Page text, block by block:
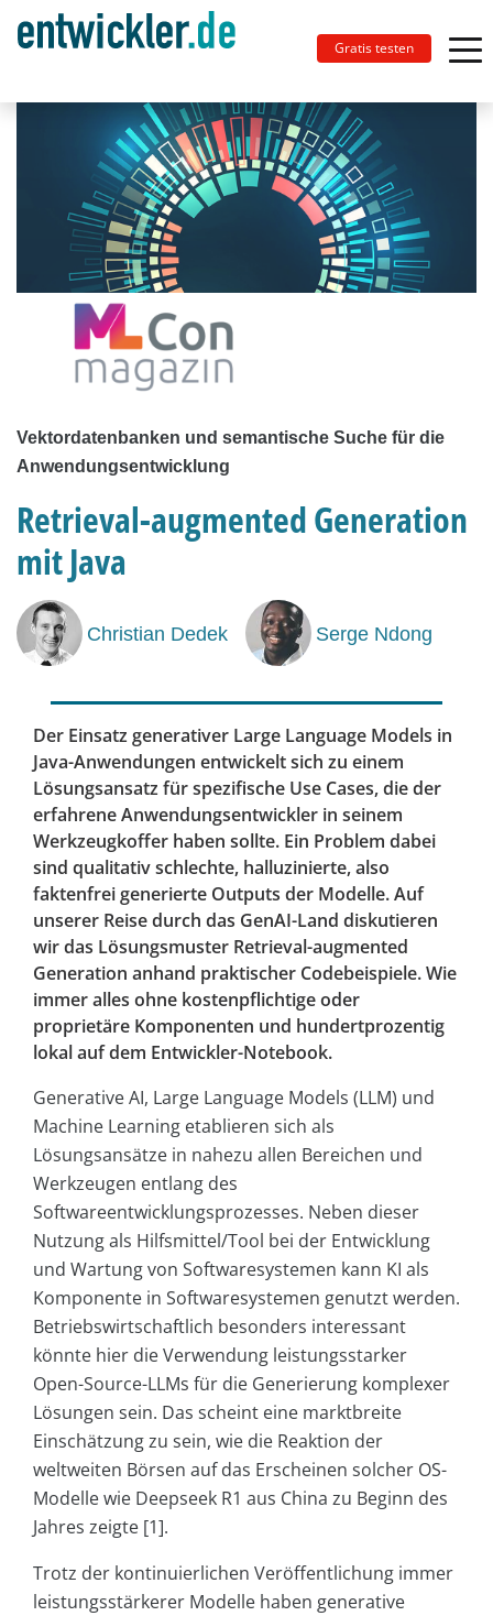
Gratis testen
Vektordatenbanken und semantische Suche für die
Anwendungsentwicklung
Retrieval-augmented Generation
mit Java
Christian Dedek Serge Ndong
Der Einsatz generativer Large Language Models in
Java-Anwendungen entwickelt sich zu einem
Lösungsansatz für spezifische Use Cases, die der
erfahrene Anwendungsentwickler in seinem
Werkzeugkoffer haben sollte. Ein Problem dabei
sind qualitativ schlechte, halluzinierte, also
faktenfrei generierte Outputs der Modelle. Auf
unserer Reise durch das GenAI-Land diskutieren
wir das Lösungsmuster Retrieval-augmented
Generation anhand praktischer Codebeispiele. Wie
immer alles ohne kostenpflichtige oder
proprietäre Komponenten und hundertprozentig
lokal auf dem Entwickler-Notebook.
Generative AI, Large Language Models (LLM) und
Machine Learning etablieren sich als
Lösungsansätze in nahezu allen Bereichen und
Werkzeugen entlang des
Softwareentwicklungsprozesses. Neben dieser
Nutzung als Hilfsmittel/Tool bei der Entwicklung
und Wartung von Softwaresystemen kann KI als
Komponente in Softwaresystemen genutzt werden.
Betriebswirtschaftlich besonders interessant
könnte hier die Verwendung leistungsstarker
Open-Source-LLMs für die Generierung komplexer
Lösungen sein. Das scheint eine marktbreite
Einschätzung zu sein, wie die Reaktion der
weltweiten Börsen auf das Erscheinen solcher OS-
Modelle wie Deepseek R1 aus China zu Beginn des
Jahres zeigte [1].
Trotz der kontinuierlichen Veröffentlichung immer
leistungsstärkerer Modelle haben generative